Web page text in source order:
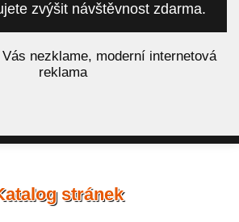
zvýšit návštěvnost zdarma.
nezklame, moderní internetová
reklama
stránek